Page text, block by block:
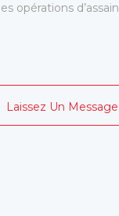
opérations
Laissez Un Message